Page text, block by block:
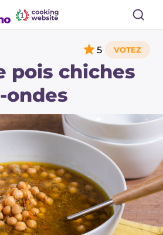
pois chiches
ondes
5